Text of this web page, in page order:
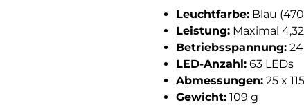
Leuchtfarbe:Blau
Leistung:Maximal
Betriebsspannung:24
LED-Anzahl:63 LEDs
Abmessungen:25 x
Gewicht:109 g